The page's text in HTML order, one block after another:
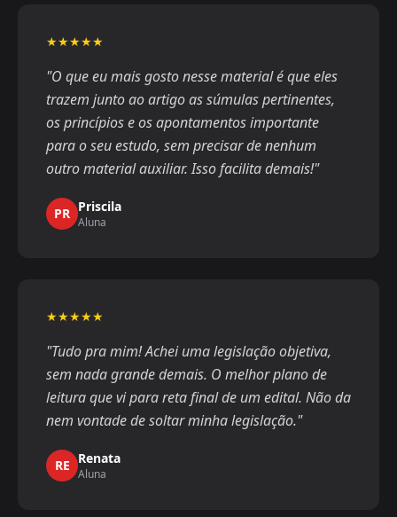
★★★★★
"O que eu mais gosto nesse material é que eles
trazem junto ao artigo as súmulas pertinentes,
os princípios e os apontamentos importante
para o seu estudo, sem precisar de nenhum
outro material auxiliar. Isso facilita demais!"
PR Priscila
Aluna
★★★★★
"Tudo pra mim! Achei uma legislação objetiva,
sem nada grande demais. O melhor plano de
leitura que vi para reta final de um edital. Não da
nem vontade de soltar minha legislação."
RE Renata
Aluna